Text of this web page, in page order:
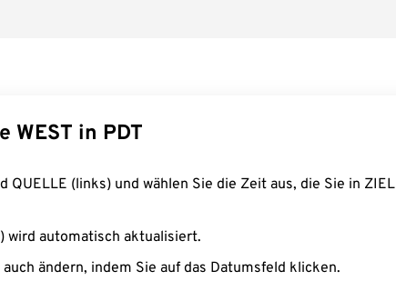
WEST in PDT
QUELLE (links) und wählen Sie die Zeit aus, die Sie in ZIEL
wird automatisch aktualisiert.
ändern, indem Sie auf das Datumsfeld klicken.